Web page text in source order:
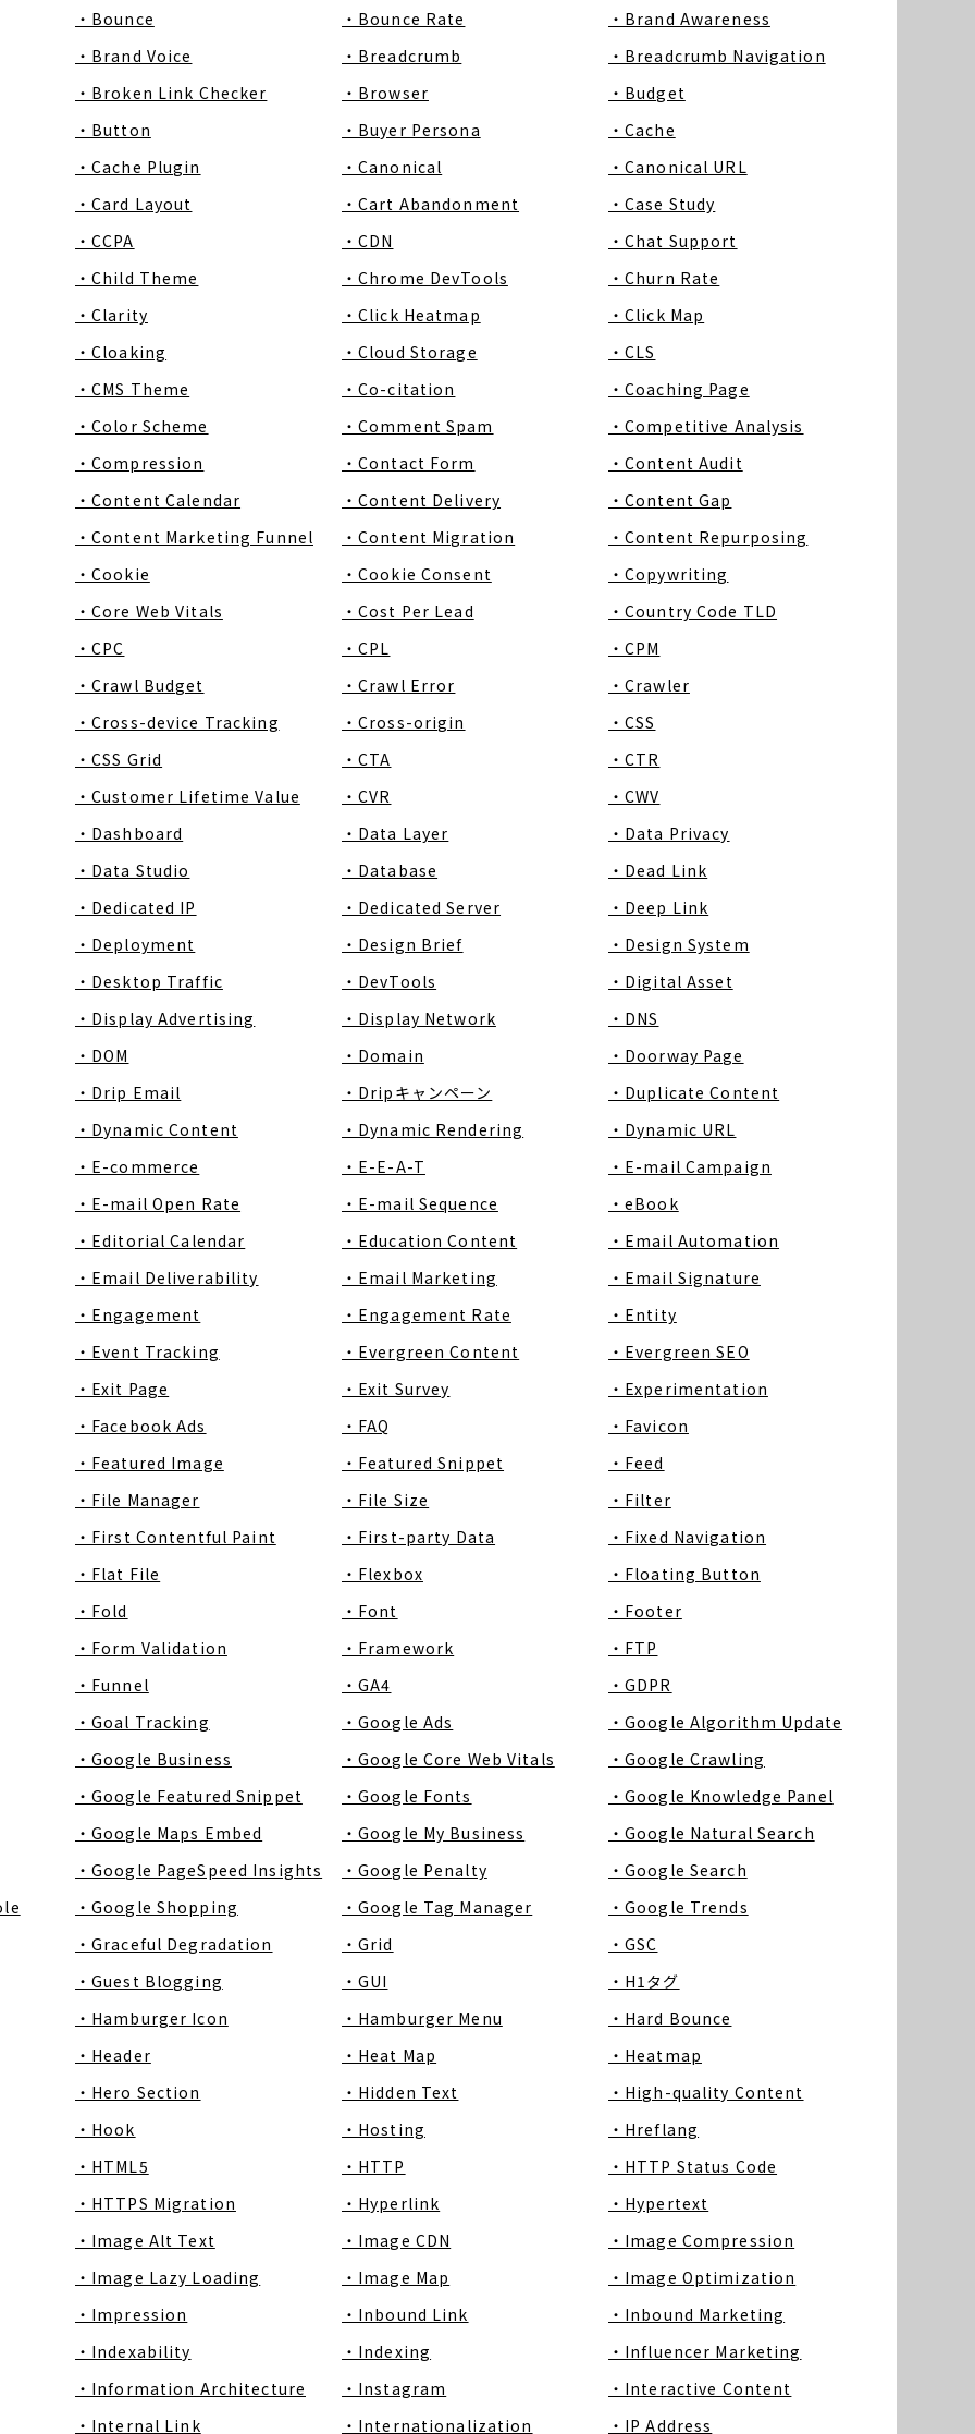
・Bounce
・Bounce Rate
・Brand Awareness
・Brand Voice
・Breadcrumb
・Breadcrumb Navigation
・Broken Link Checker
・Browser
・Budget
・Button
・Buyer Persona
・Cache
・Cache Plugin
・Canonical
・Canonical URL
・Card Layout
・Cart Abandonment
・Case Study
・CCPA
・CDN
・Chat Support
・Child Theme
・Chrome DevTools
・Churn Rate
・Clarity
・Click Heatmap
・Click Map
・Cloaking
・Cloud Storage
・CLS
・CMS Theme
・Co-citation
・Coaching Page
・Color Scheme
・Comment Spam
・Competitive Analysis
・Compression
・Contact Form
・Content Audit
・Content Calendar
・Content Delivery
・Content Gap
・Content Marketing Funnel
・Content Migration
・Content Repurposing
・Cookie
・Cookie Consent
・Copywriting
・Core Web Vitals
・Cost Per Lead
・Country Code TLD
・CPC
・CPL
・CPM
・Crawl Budget
・Crawl Error
・Crawler
・Cross-device Tracking
・Cross-origin
・CSS
・CSS Grid
・CTA
・CTR
・Customer Lifetime Value
・CVR
・CWV
・Dashboard
・Data Layer
・Data Privacy
・Data Studio
・Database
・Dead Link
・Dedicated IP
・Dedicated Server
・Deep Link
・Deployment
・Design Brief
・Design System
・Desktop Traffic
・DevTools
・Digital Asset
・Display Advertising
・Display Network
・DNS
・DOM
・Domain
・Doorway Page
・Drip Email
・Dripキャンペーン
・Duplicate Content
・Dynamic Content
・Dynamic Rendering
・Dynamic URL
・E-commerce
・E-E-A-T
・E-mail Campaign
・E-mail Open Rate
・E-mail Sequence
・eBook
・Editorial Calendar
・Education Content
・Email Automation
・Email Deliverability
・Email Marketing
・Email Signature
・Engagement
・Engagement Rate
・Entity
・Event Tracking
・Evergreen Content
・Evergreen SEO
・Exit Page
・Exit Survey
・Experimentation
・Facebook Ads
・FAQ
・Favicon
・Featured Image
・Featured Snippet
・Feed
・File Manager
・File Size
・Filter
・First Contentful Paint
・First-party Data
・Fixed Navigation
・Flat File
・Flexbox
・Floating Button
・Fold
・Font
・Footer
・Form Validation
・Framework
・FTP
・Funnel
・GA4
・GDPR
・Goal Tracking
・Google Ads
・Google Algorithm Update
・Google Business
・Google Core Web Vitals
・Google Crawling
・Google Featured Snippet
・Google Fonts
・Google Knowledge Panel
・Google Maps Embed
・Google My Business
・Google Natural Search
・Google PageSpeed Insights
・Google Penalty
・Google Search
・Google Shopping ・Google Tag Manager
・Google Trends
・Graceful Degradation
・Grid
・GSC
・Guest Blogging
・GUI
・H1タグ
・Hamburger Icon
・Hamburger Menu
・Hard Bounce
・Header
・Heat Map
・Heatmap
・Hero Section
・Hidden Text
・High-quality Content
・Hook
・Hosting
・Hreflang
・HTML5
・HTTP
・HTTP Status Code
・HTTPS Migration
・Hyperlink
・Hypertext
・Image Alt Text
・Image CDN
・Image Compression
・Image Lazy Loading
・Image Map
・Image Optimization
・Impression
・Inbound Link
・Inbound Marketing
・Indexability
・Indexing
・Influencer Marketing
・Information Architecture
・Instagram
・Interactive Content
・Internal Link
・Internationalization ・IP Address